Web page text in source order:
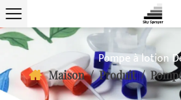
Pompe à lotion
Maison / Produit /